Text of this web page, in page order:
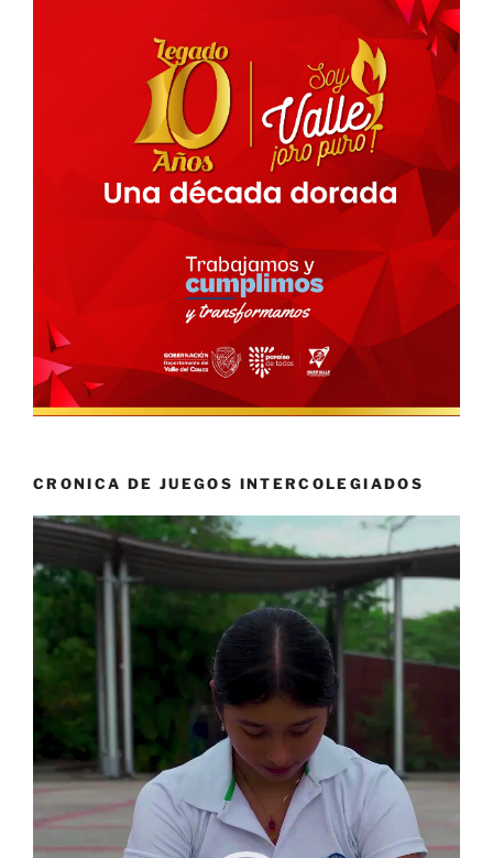
CRONICA DE JUEGOS INTERCOLEGIADOS
Reproductor
vídeo